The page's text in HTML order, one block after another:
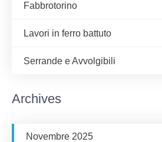
Fabbrotorino
Lavori in ferro battuto
Serrande e Avvolgibili
Archives
Novembre 2025